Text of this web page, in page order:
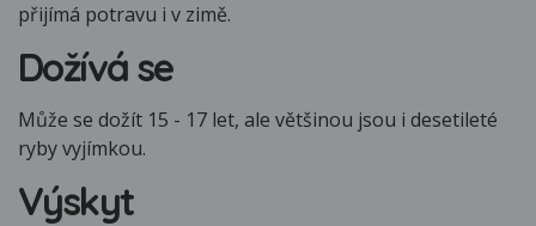
přijímá potravu i v zimě.
Dožívá se
Může se dožít 15 - 17 let, ale většinou jsou i desetileté
ryby vyjímkou.
Výskyt